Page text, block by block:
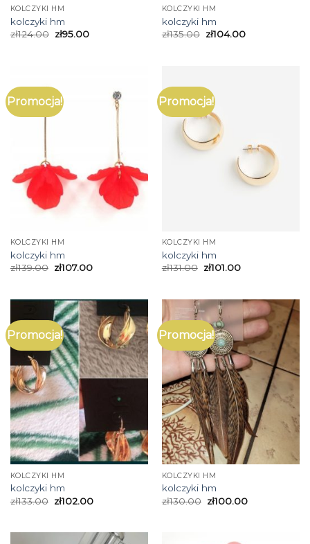
KOLCZYKI HM
kolczyki hm
zł124.00 zł95.00
KOLCZYKI HM
kolczyki hm
zł135.00 zł104.00
Promocja!
KOLCZYKI HM
kolczyki hm
zł139.00 zł107.00
Promocja!
KOLCZYKI HM
kolczyki hm
zł131.00 zł101.00
Promocja!
KOLCZYKI HM
kolczyki hm
zł133.00 zł102.00
Promocja!
KOLCZYKI HM
kolczyki hm
zł130.00 zł100.00